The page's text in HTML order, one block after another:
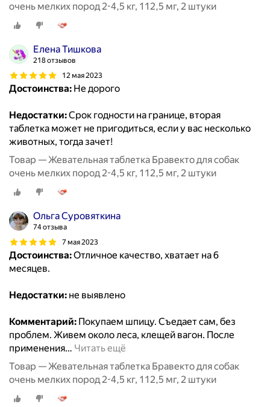
очень мелких пород 2-4,5 кг, 112,5 мг, 2 штуки
Елена Тишкова
218 отзывов
12 мая 2023
Достоинства: Не дорого
Недостатки:Срок годности на границе, вторая
таблетка может не пригодиться, если у вас несколько
животных, тогда зачет!
Товар — Жевательная таблетка Бравекто для собак
очень мелких пород 2-4,5 кг, 112,5 мг, 2 штуки
Ольга Суровяткина
74 отзыва
7 мая 2023
Достоинства:Отличное качество, хватает на 6
месяцев.
Недостатки: не выявлено
Комментарий: Покупаем шпицу. Съедает сам, без
проблем. Живем около леса, клещей вагон. После
применения… Читать ещё
Товар — Жевательная таблетка Бравекто для собак
очень мелких пород 2-4,5 кг, 112,5 мг, 2 штуки